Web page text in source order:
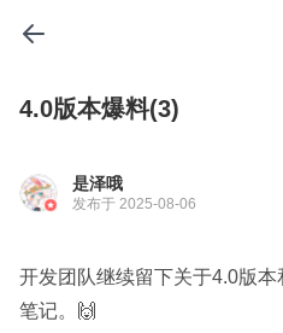
4.0版本爆料(3)
是泽哦
发布于 2025-08-06
开发团队继续留下关于4.0版
笔记。🙌